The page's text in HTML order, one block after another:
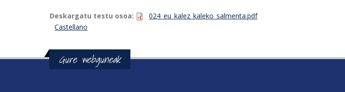
Deskargatu testu osoa:
024_eu_kalez_kaleko_salmenta.pdf
Castellano
Gure webguneak